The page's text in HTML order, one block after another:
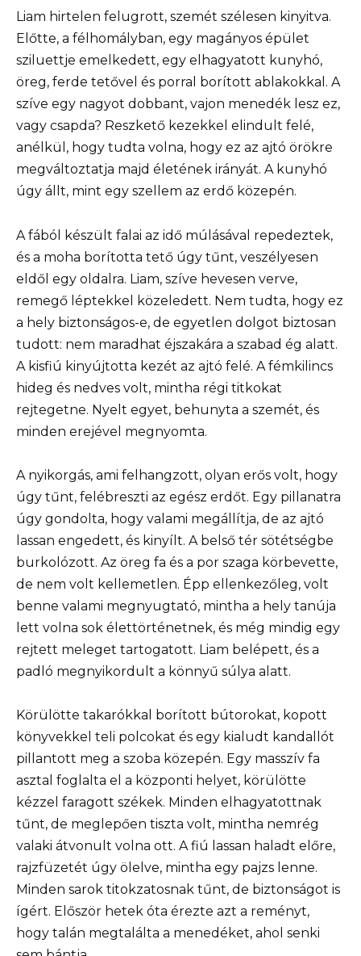
Liam hirtelen felugrott, szemét szélesen kinyitva.
Előtte, a félhomályban, egy magányos épület
sziluettje emelkedett, egy elhagyatott kunyhó,
öreg, ferde tetővel és porral borított ablakokkal. A
szíve egy nagyot dobbant, vajon menedék lesz ez,
vagy csapda? Reszkető kezekkel elindult felé,
anélkül, hogy tudta volna, hogy ez az ajtó örökre
megváltoztatja majd életének irányát. A kunyhó
úgy állt, mint egy szellem az erdő közepén.
A fából készült falai az idő múlásával repedeztek,
és a moha borította tető úgy tűnt, veszélyesen
eldől egy oldalra. Liam, szíve hevesen verve,
remegő léptekkel közeledett. Nem tudta, hogy ez
a hely biztonságos-e, de egyetlen dolgot biztosan
tudott: nem maradhat éjszakára a szabad ég alatt.
A kisfiú kinyújtotta kezét az ajtó felé. A fémkilincs
hideg és nedves volt, mintha régi titkokat
rejtegetne. Nyelt egyet, behunyta a szemét, és
minden erejével megnyomta.
A nyikorgás, ami felhangzott, olyan erős volt, hogy
úgy tűnt, felébreszti az egész erdőt. Egy pillanatra
úgy gondolta, hogy valami megállítja, de az ajtó
lassan engedett, és kinyílt. A belső tér sötétségbe
burkolózott. Az öreg fa és a por szaga körbevette,
de nem volt kellemetlen. Épp ellenkezőleg, volt
benne valami megnyugtató, mintha a hely tanúja
lett volna sok élettörténetnek, és még mindig egy
rejtett meleget tartogatott. Liam belépett, és a
padló megnyikordult a könnyű súlya alatt.
Körülötte takarókkal borított bútorokat, kopott
könyvekkel teli polcokat és egy kialudt kandallót
pillantott meg a szoba közepén. Egy masszív fa
asztal foglalta el a központi helyet, körülötte
kézzel faragott székek. Minden elhagyatottnak
tűnt, de meglepően tiszta volt, mintha nemrég
valaki átvonult volna ott. A fiú lassan haladt előre,
rajzfüzetét úgy ölelve, mintha egy pajzs lenne.
Minden sarok titokzatosnak tűnt, de biztonságot is
ígért. Először hetek óta érezte azt a reményt,
hogy talán megtalálta a menedéket, ahol senki